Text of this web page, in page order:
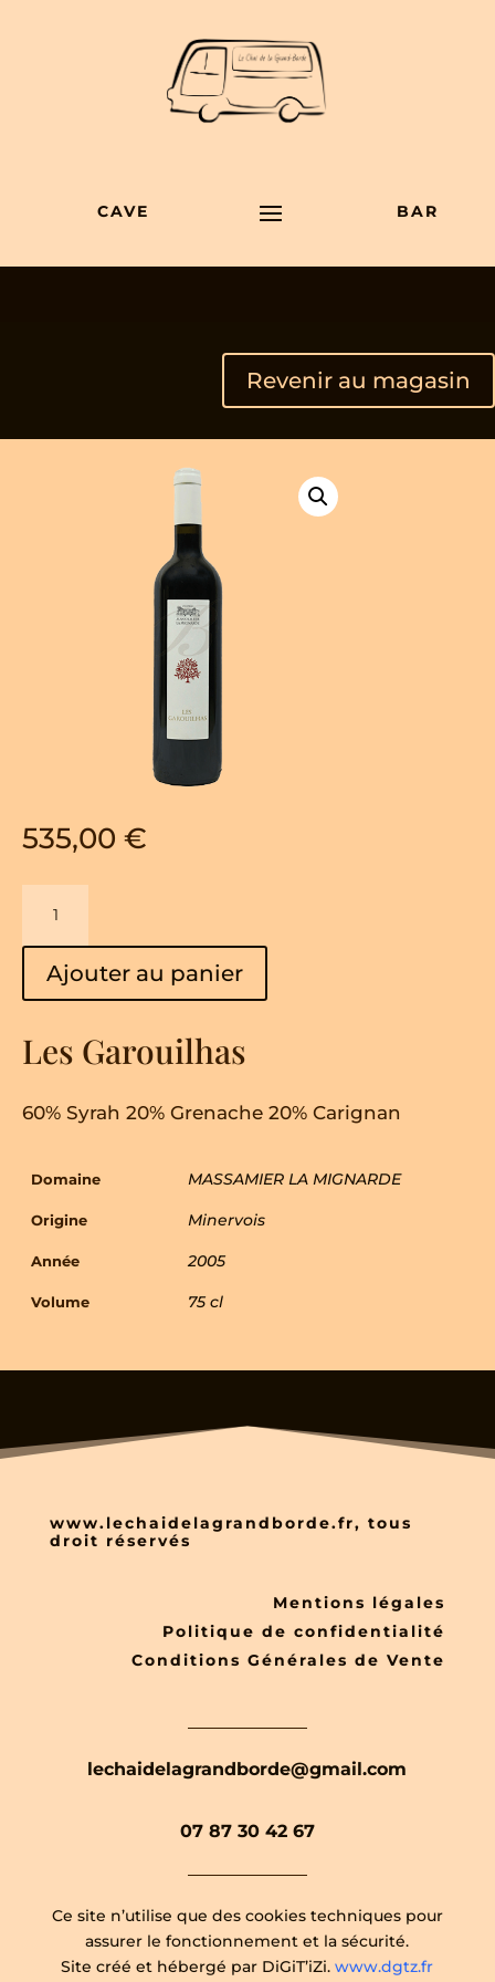
CAVE BAR
Revenir au magasin
535,00 €
Les
Garouilhas
Ajouter au panier
Les Garouilhas
60% Syrah 20% Grenache 20% Carignan
Domaine MASSAMIER LA MIGNARDE
Origine Minervois
Année 2005
Volume 75 cl
www.lechaidelagrandborde.fr, tous
droit réservés
Mentions légales
Politique de confidentialité
Conditions Générales de Vente
lechaidelagrandborde@gmail.com
07 87 30 42 67
Ce site n’utilise que des cookies techniques pour
assurer le fonctionnement et la sécurité.
Site créé et hébergé par DiGiT’iZi.www.dgtz.fr